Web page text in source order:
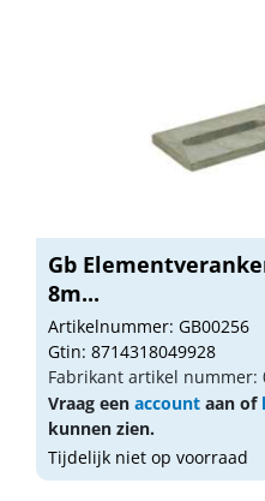
Gb
8m...
Artikelnummer: GB00256
Gtin: 8714318049928
Fabrikant artikel nummer:
Vraag een account aan of
kunnen zien.
Tijdelijk niet op voorraad